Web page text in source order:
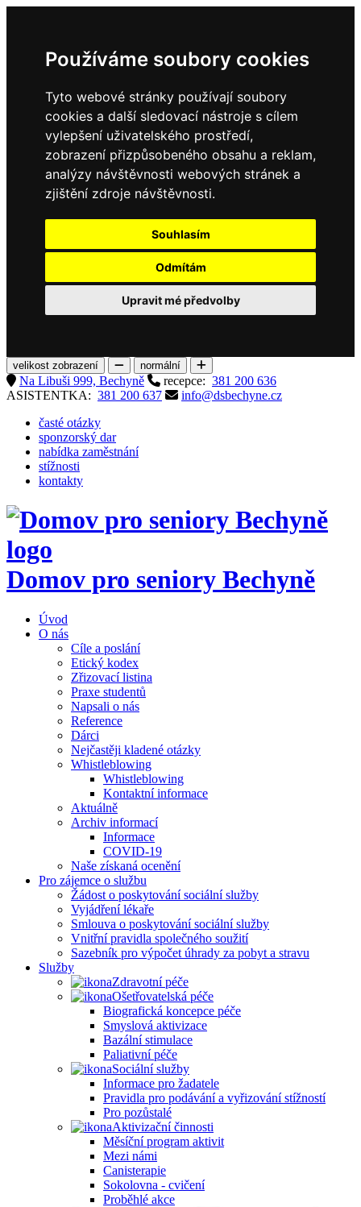
Používáme soubory cookies
Tyto webové stránky používají soubory
cookies a další sledovací nástroje s cílem
vylepšení uživatelského prostředí,
zobrazení přizpůsobeného obsahu a reklam,
analýzy návštěvnosti webových stránek a
zjištění zdroje návštěvnosti.
Souhlasím
Odmítám
Upravit mé předvolby
velikost zobrazení normální
Na Libuši 999, Bechyně recepce: 381 200 636
ASISTENTKA: 381 200 637
info@dsbechyne.cz
časté otázky
sponzorský dar
nabídka zaměstnání
stížnosti
kontakty
Domov pro seniory Bechyně
Úvod
O nás
Cíle a poslání
Etický kodex
Zřizovací listina
Praxe studentů
Napsali o nás
Reference
Dárci
Nejčastěji kladené otázky
Whistleblowing
Whistleblowing
Kontaktní informace
Aktuálně
Archiv informací
Informace
COVID-19
Naše získaná ocenění
Pro zájemce o službu
Žádost o poskytování sociální služby
Vyjádření lékaře
Smlouva o poskytování sociální služby
Vnitřní pravidla společného soužití
Sazebník pro výpočet úhrady za pobyt a stravu
Služby
Zdravotní péče
Ošetřovatelská péče
Biografická koncepce péče
Smyslová aktivizace
Bazální stimulace
Paliativní péče
Sociální služby
Informace pro žadatele
Pravidla pro podávání a vyřizování stížností
Pro pozůstalé
Aktivizační činnosti
Měsíční program aktivit
Mezi námi
Canisterapie
Sokolovna - cvičení
Proběhlé akce